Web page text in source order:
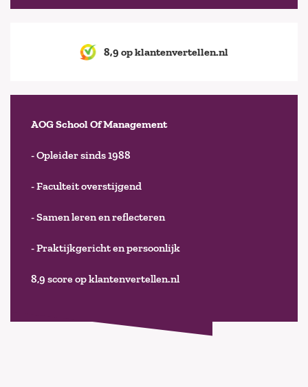
8,9 op klantenvertellen.nl
AOG School Of Management
- Opleider sinds 1988
- Faculteit overstijgend
- Samen leren en reflecteren
- Praktijkgericht en persoonlijk
8,9 score op klantenvertellen.nl